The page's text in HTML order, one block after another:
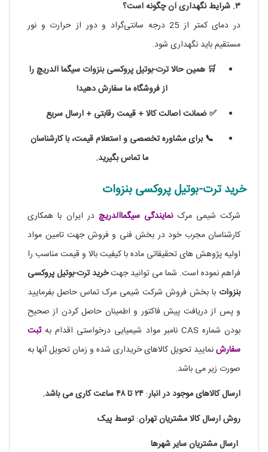
۳. شرایط نگهداری آن چگونه است؟
در دمای کمتر از 25 درجه سانتی‌گراد و دور از حرارت و نور
مستقیم باید نگهداری شود.
🛒 همین حالا ترت-بوتیل پروکسی بنزوات سیگما آلدریچ را
از فروشگاه ما سفارش دهید!
✅ ضمانت اصالت کالا + قیمت رقابتی + ارسال سریع
📞 برای مشاوره تخصصی و استعلام قیمت، با کارشناسان
ما تماس بگیرید.
خرید ترت-بوتیل پروکسی بنزوات
شرکت شیمی مرکنمایندگی سیگماآلدریچ در ایران با همکاری
کارشناسان مجرب خود در بخش فنی و فروش جهت تامین مواد
اولیه پژوهش های تحقیقاتی ماده با کیفیت بالا و قیمت مناسب را
فراهم نموده است. شما می توانید جهتخرید ترت-بوتیل پروکسی
بنزوات با بخش فروش شرکت شیمی مرک تماس حاصل بفرمایید
و پس از دریافت پیش فاکتور و اطمینان حاصل کردن از صحیح
بودن شماره CAS نامبر مواد شیمیایی درخواستی اقدام به
ثبت
سفارشنمایید تحویل کالاهای خریداری شده و زمان تحویل آنها به
صورت زیر می باشد.
ارسال کالاهای موجود درانبار: ۲۴ تا ۴۸ساعتکاریمی باشد.
روشارسالکالامشتریانتهران:توسط پیک
ارسالمشتریانسایرشهرها